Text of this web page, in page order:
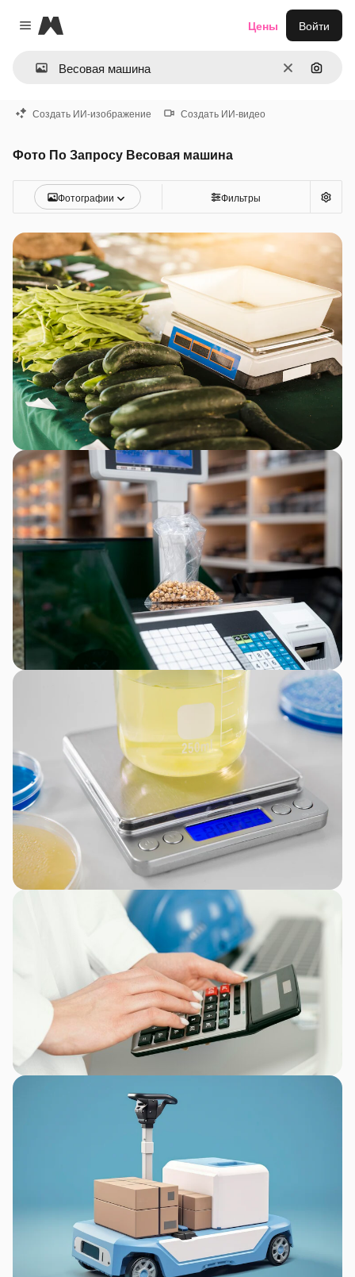
Close menu
Magnific
ОчиститьПоиск
Цены Войти
Создать ИИ-изображение Создать ИИ-видео
Фото По Запросу Весовая машина
Фотографии Фильтры